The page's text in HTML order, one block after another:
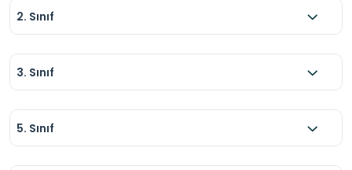
2. Sınıf
3. Sınıf
5. Sınıf